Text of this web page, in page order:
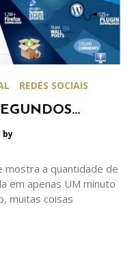
REDES SOCIAIS
by
a quantidade de
em apenas UM minuto
muitas coisas